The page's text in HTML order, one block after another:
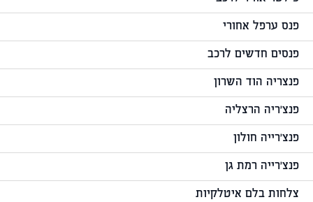
פנס ערפל אחורי
פנסים חדשים לרכב
פנצריה הוד השרון
פנצ'ריה הרצליה
פנצ'רייה חולון
פנצ'רייה רמת גן
צלחות בלם איטלקיות